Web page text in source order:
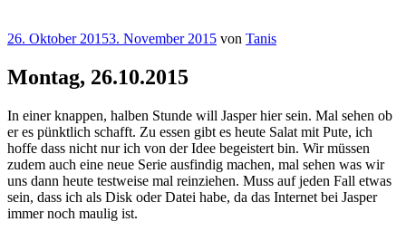
Veröffentlicht
26. Oktober 20153. November 2015 von Tanis
Montag, 26.10.2015
In einer knappen, halben Stunde will Jasper hier sein. Mal sehen ob
er es pünktlich schafft. Zu essen gibt es heute Salat mit Pute, ich
hoffe dass nicht nur ich von der Idee begeistert bin. Wir müssen
zudem auch eine neue Serie ausfindig machen, mal sehen was wir
uns dann heute testweise mal reinziehen. Muss auf jeden Fall etwas
sein, dass ich als Disk oder Datei habe, da das Internet bei Jasper
immer noch maulig ist.